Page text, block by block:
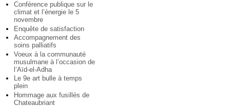
Conférence publique sur le
climat et l’énergie le 5
novembre
Enquête de satisfaction
Accompagnement des
soins palliatifs
Voeux à la communauté
musulmane à l’occasion de
l’Aïd-el-Adha
Le 9e art bulle à temps
plein
Hommage aux fusillés de
Chateaubriant